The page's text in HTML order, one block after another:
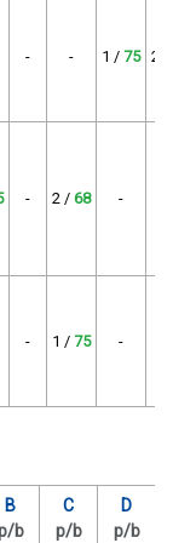
- - 1 / 75 2 /
- 2 / 68 -
- 1 / 75 -
B
b
C
p/b
D
p/b